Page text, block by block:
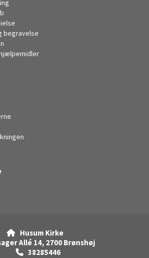
begravelse

Husum Kirke
Allé 14, 2700 Brønshøj
 38285446